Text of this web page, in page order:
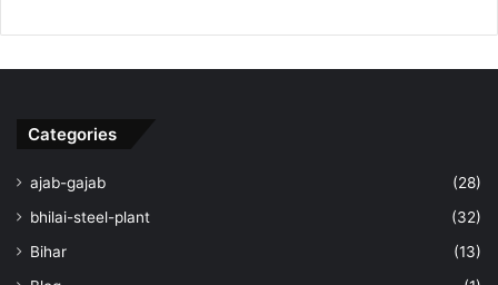
Categories
ajab-gajab
(28)
bhilai-steel-plant
(32)
Bihar
(13)